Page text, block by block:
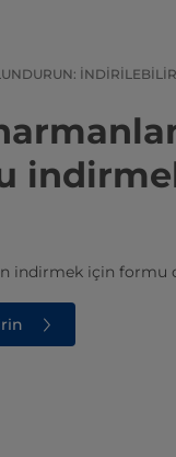
indirmek için formu